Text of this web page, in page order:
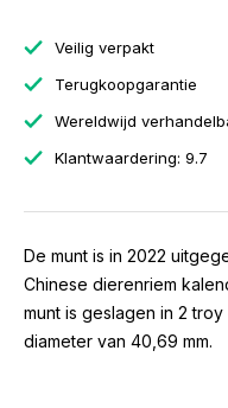
Veilig verpakt
Terugkoopgarantie
Wereldwijd
Klantwaardering: 9.7
De munt is in 2022
Chinese dierenriem
munt is geslagen in 2
diameter van 40,69 mm.